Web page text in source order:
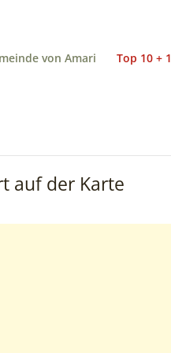
von Amari Top 10 + 1
auf der Karte